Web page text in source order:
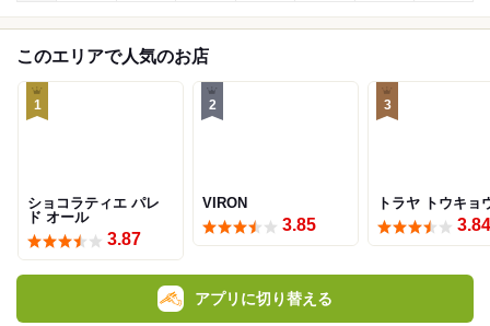
このエリアで人気のお店
1
ショコラティエ パレ
ド オール
3.87
2
VIRON
3.85
3
トラヤ トウキョ
3.84
アプリに切り替える